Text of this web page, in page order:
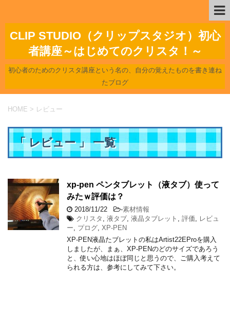
CLIP STUDIO（クリップスタジオ）初心
者講座～はじめてのクリスタ！～
初心者のためのクリスタ講座という名の、自分の覚えたものを書き連ね
たブログ
HOME > レビュー
「 レビュー 」 一覧
xp-pen ペンタブレット（液タブ）使って
みたｗ評価は？
2018/11/22 -素材情報
クリスタ
液タブ 液晶タブレット 評価
レビュ
ー
プログ XP-PEN
XP-PEN液晶たブレットの私はArtist22EProを購入
しましたが、まぁ、XP-PENのどのサイズであろう
と、使い心地はほぼ同じと思うので、ご購入考えて
られる方は、参考にしてみて下さい。